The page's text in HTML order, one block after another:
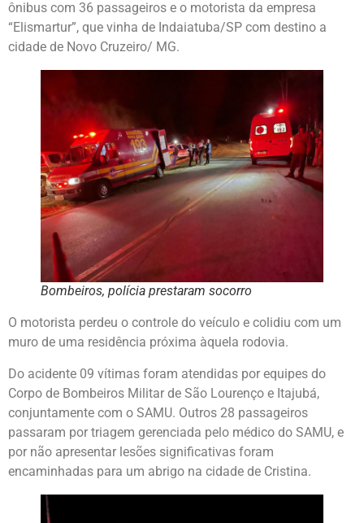
ônibus com 36 passageiros e o motorista da empresa
“Elismartur”, que vinha de Indaiatuba/SP com destino a
cidade de Novo Cruzeiro/ MG.
Bombeiros, polícia prestaram socorro
O motorista perdeu o controle do veículo e colidiu com um
muro de uma residência próxima àquela rodovia.
Do acidente 09 vítimas foram atendidas por equipes do
Corpo de Bombeiros Militar de São Lourenço e Itajubá,
conjuntamente com o SAMU. Outros 28 passageiros
passaram por triagem gerenciada pelo médico do SAMU, e
por não apresentar lesões significativas foram
encaminhadas para um abrigo na cidade de Cristina.